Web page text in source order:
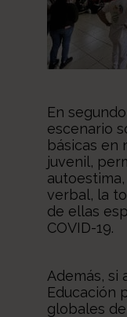
En
escenario
básicas en
juvenil,
verbal, la
de ellas
COVID-19.
Además, si
Educación
globales